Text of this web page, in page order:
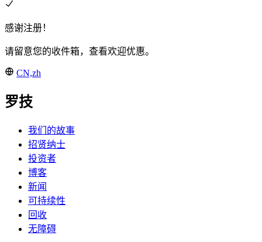
感谢注册！
请留意您的收件箱，查看欢迎优惠。
CN,zh
罗技
我们的故事
招贤纳士
投资者
博客
新闻
可持续性
回收
无障碍